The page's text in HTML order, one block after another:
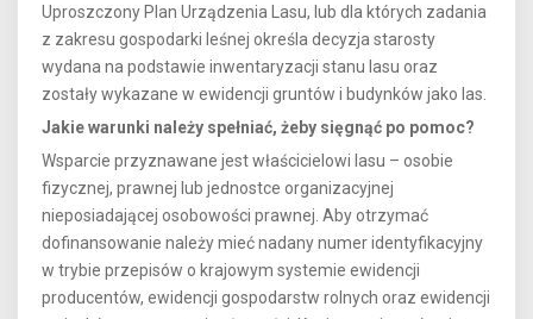
Uproszczony Plan Urządzenia Lasu, lub dla których zadania
z zakresu gospodarki leśnej określa decyzja starosty
wydana na podstawie inwentaryzacji stanu lasu oraz
zostały wykazane w ewidencji gruntów i budynków jako las.
Jakie warunki należy spełniać, żeby sięgnąć po pomoc?
Wsparcie przyznawane jest właścicielowi lasu – osobie
fizycznej, prawnej lub jednostce organizacyjnej
nieposiadającej osobowości prawnej. Aby otrzymać
dofinansowanie należy mieć nadany numer identyfikacyjny
w trybie przepisów o krajowym systemie ewidencji
producentów, ewidencji gospodarstw rolnych oraz ewidencji